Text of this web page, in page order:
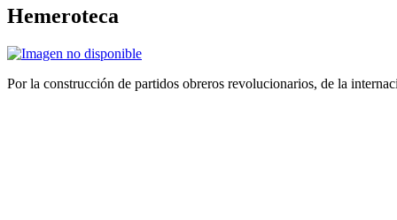
Hemeroteca
Por la construcción de partidos obreros revolucionarios, de la